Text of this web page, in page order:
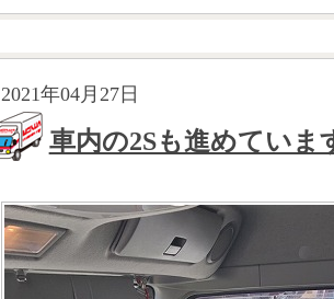
2021年04月27日
車内の2Sも進めていま